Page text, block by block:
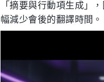
「摘要與行動項生成」
幅減少會後的翻譯時間。